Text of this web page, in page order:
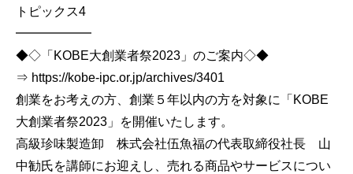
トピックス4
━━━━━━
◆◇「KOBE大創業者祭2023」のご案内◇◆
⇒ https://kobe-ipc.or.jp/archives/3401
創業をお考えの方、創業５年以内の方を対象に「KOBE
大創業者祭2023」を開催いたします。
高級珍味製造卸 株式会社伍魚福の代表取締役社長 山
中勧氏を講師にお迎えし、売れる商品やサービスについ